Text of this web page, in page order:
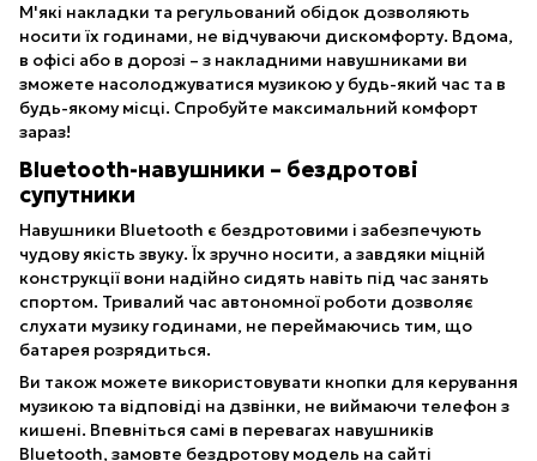
М'які накладки та регульований обідок дозволяють
носити їх годинами, не відчуваючи дискомфорту. Вдома,
в офісі або в дорозі – з накладними навушниками ви
зможете насолоджуватися музикою у будь-який час та в
будь-якому місці. Спробуйте максимальний комфорт
зараз!
Bluetooth-навушники – бездротові
супутники
Навушники Bluetooth є бездротовими і забезпечують
чудову якість звуку. Їх зручно носити, а завдяки міцній
конструкції вони надійно сидять навіть під час занять
спортом. Тривалий час автономної роботи дозволяє
слухати музику годинами, не переймаючись тим, що
батарея розрядиться.
Ви також можете використовувати кнопки для керування
музикою та відповіді на дзвінки, не виймаючи телефон з
кишені. Впевніться самі в перевагах навушників
Bluetooth, замовте бездротову модель на сайті